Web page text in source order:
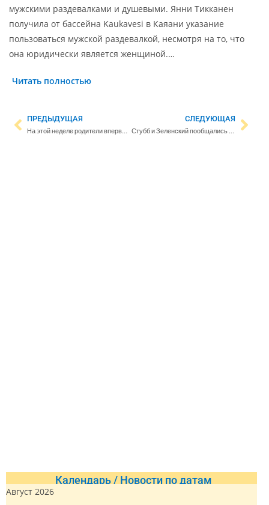
мужскими раздевалками и душевыми. Янни Тикканен
получила от бассейна Kaukavesi в Каяани указание
пользоваться мужской раздевалкой, несмотря на то, что
она юридически является женщиной.…
Читать полностью
ПРЕДЫДУЩАЯ
На этой неделе родители впервые получили новые материнские пакеты
СЛЕДУЮЩАЯ
Стубб и Зеленский пообщались по телефону – ”Разговор был хорошим”
Календарь / Новости по датам
Август 2026